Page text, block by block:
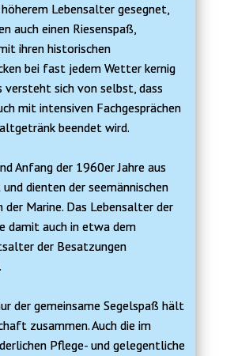
Lebensalter gesegnet,
auch einen Riesenspaß,
ihren historischen
bei fast jedem Wetter kernig
versteht sich von selbst, dass
mit intensiven Fachgesprächen
beendet wird.
Anfang der 1960er Jahre aus
dienten der seemännischen
der Marine. Das Lebensalter der
damit auch in etwa dem
der Besatzungen
der gemeinsame Segelspaß hält
zusammen. Auch die im
Pflege- und gelegentliche